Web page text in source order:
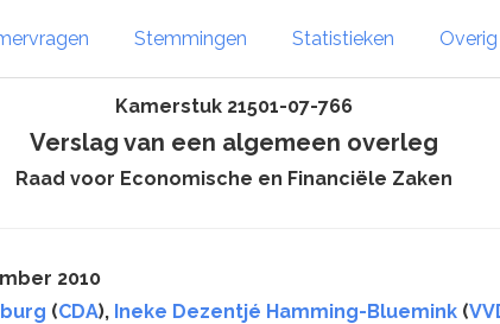
Stemmingen Statistieken Overig
Kamerstuk 21501-07-766
Verslag van een algemeen overleg
Raad voor Economische en Financiële Zaken
2010
(CDA), Ineke Dezentjé Hamming-Bluemink (